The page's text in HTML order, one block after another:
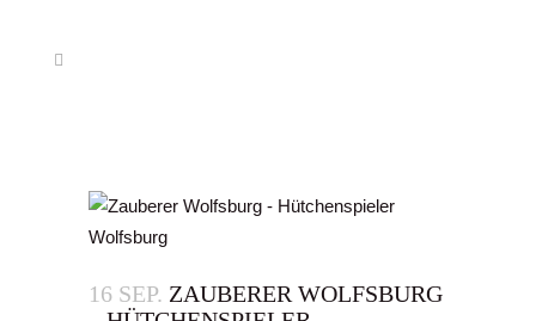
16 SEP. ZAUBERER WOLFSBURG